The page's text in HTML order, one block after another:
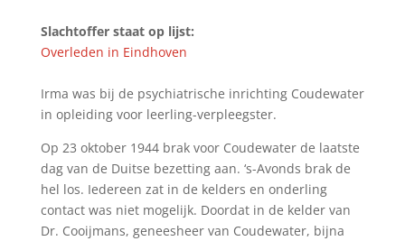
Slachtoffer staat op lijst:
Overleden in Eindhoven
Irma was bij de psychiatrische inrichting Coudewater
in opleiding voor leerling-verpleegster.
Op 23 oktober 1944 brak voor Coudewater de laatste
dag van de Duitse bezetting aan. ‘s-Avonds brak de
hel los. Iedereen zat in de kelders en onderling
contact was niet mogelijk. Doordat in de kelder van
Dr. Cooijmans, geneesheer van Coudewater, bijna